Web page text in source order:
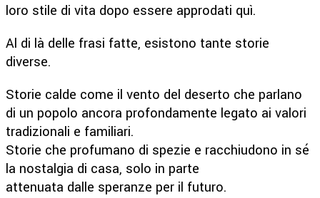
loro stile di vita dopo essere approdati quì.
Al di là delle frasi fatte, esistono tante storie
diverse.
Storie calde come il vento del deserto che parlano
di un popolo ancora profondamente legato ai valori
tradizionali e familiari.
Storie che profumano di spezie e racchiudono in sé
la nostalgia di casa, solo in parte
attenuata dalle speranze per il futuro.